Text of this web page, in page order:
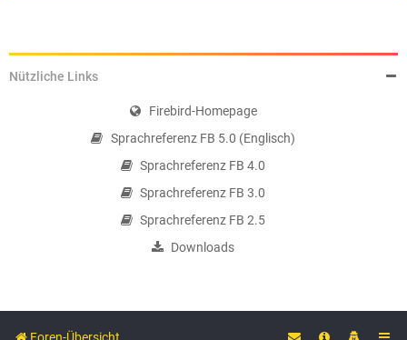
Nützliche Links
Firebird-Homepage
Sprachreferenz FB 5.0 (Englisch)
Sprachreferenz FB 4.0
Sprachreferenz FB 3.0
Sprachreferenz FB 2.5
Downloads
Foren-Übersicht